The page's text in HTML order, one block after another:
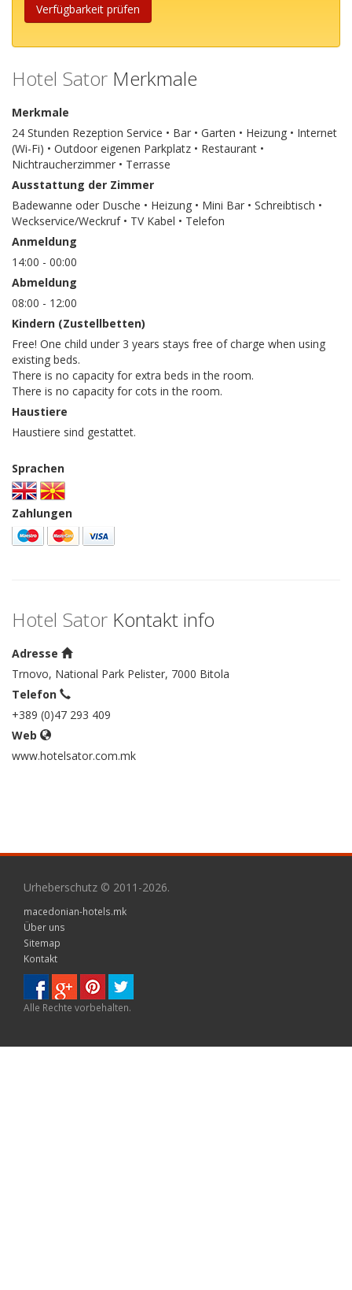
Verfügbarkeit prüfen
Hotel Sator Merkmale
Merkmale
24 Stunden Rezeption Service • Bar • Garten • Heizung • Internet
(Wi-Fi) • Outdoor eigenen Parkplatz • Restaurant •
Nichtraucherzimmer • Terrasse
Ausstattung der Zimmer
Badewanne oder Dusche • Heizung • Mini Bar • Schreibtisch •
Weckservice/Weckruf • TV Kabel • Telefon
Anmeldung
14:00 - 00:00
Abmeldung
08:00 - 12:00
Kindern (Zustellbetten)
Free! One child under 3 years stays free of charge when using
existing beds.
There is no capacity for extra beds in the room.
There is no capacity for cots in the room.
Haustiere
Haustiere sind gestattet.
Sprachen
Zahlungen
Hotel Sator Kontakt info
Adresse
Trnovo, National Park Pelister, 7000 Bitola
Telefon
+389 (0)47 293 409
Web
www.hotelsator.com.mk
Urheberschutz © 2011-2026.
macedonian-hotels.mk
Über uns
Sitemap
Kontakt
Alle Rechte vorbehalten.